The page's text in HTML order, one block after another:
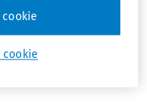
cookie